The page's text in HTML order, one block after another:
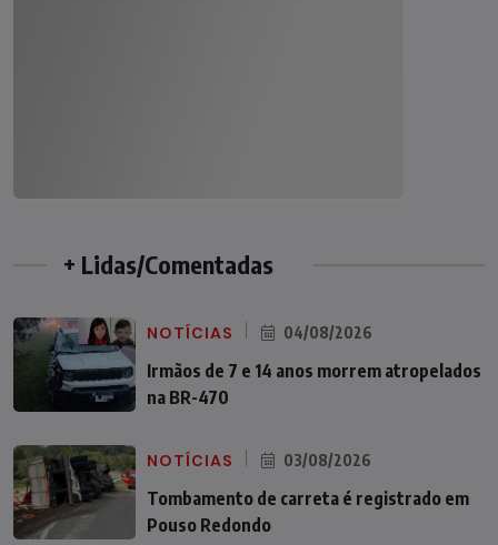
+ Lidas/Comentadas
NOTÍCIAS 04/08/2026
Irmãos de 7 e 14 anos morrem atropelados
na BR-470
NOTÍCIAS 03/08/2026
Tombamento de carreta é registrado em
Pouso Redondo